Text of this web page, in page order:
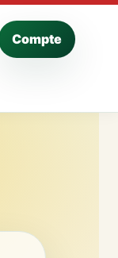
Compte